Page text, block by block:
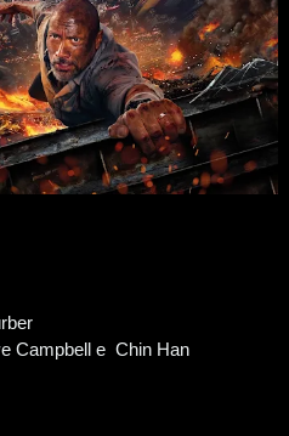
Campbell e Chin Han